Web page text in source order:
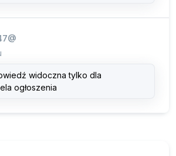
widoczna tylko dla
ogłoszenia